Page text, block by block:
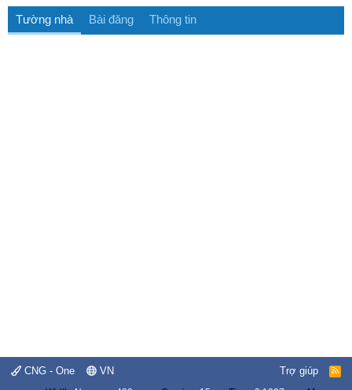
Tường nhà Bài đăng Thông tin
CNG - One VN Trợ giúp
R